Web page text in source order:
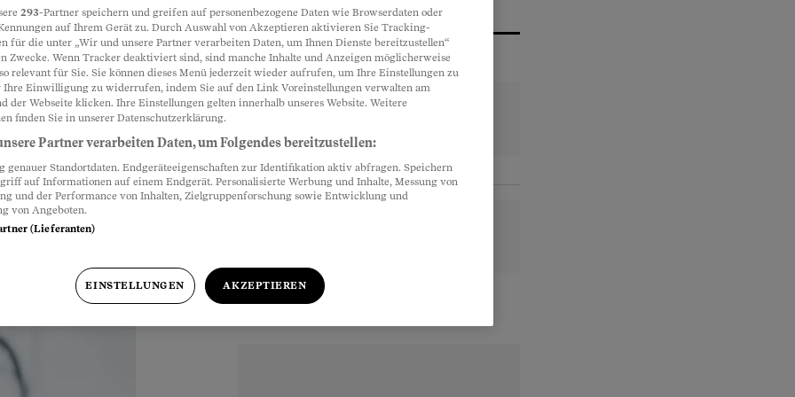
seltsamer
Diagnose
Patientin
Partnerinhalte
293-Partner speichern und greifen auf personenbezogene Daten wie Browserdaten oder
auf Ihrem Gerät zu. Durch Auswahl von Akzeptieren aktivieren Sie Tracking-
für die unter „Wir und unsere Partner verarbeiten Daten, um Ihnen Dienste bereitzustellen“
Zwecke. Wenn Tracker deaktiviert sind, sind manche Inhalte und Anzeigen möglicherweise
relevant für Sie. Sie können dieses Menü jederzeit wieder aufrufen, um Ihre Einstellungen zu
Ihre Einwilligung zu widerrufen, indem Sie auf den Link Voreinstellungen verwalten am
der Webseite klicken. Ihre Einstellungen gelten innerhalb unseres Website. Weitere
finden Sie in unserer Datenschutzerklärung.
Partner verarbeiten Daten, um Folgendes bereitzustellen:
genauer Standortdaten. Endgeräteeigenschaften zur Identifikation aktiv abfragen. Speichern
auf Informationen auf einem Endgerät. Personalisierte Werbung und Inhalte, Messung von
und der Performance von Inhalten, Zielgruppenforschung sowie Entwicklung und
von Angeboten.
(Lieferanten)
EINSTELLUNGEN AKZEPTIEREN